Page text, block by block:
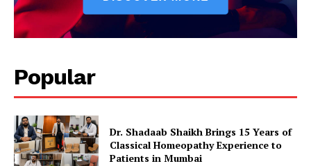
Popular
Dr. Shadaab Shaikh Brings 15 Years of
Classical Homeopathy Experience to
Patients in Mumbai